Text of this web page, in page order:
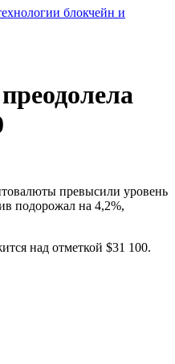
блокчейн и
превысили уровень
подорожал на 4,2%,
над отметкой $31 100.